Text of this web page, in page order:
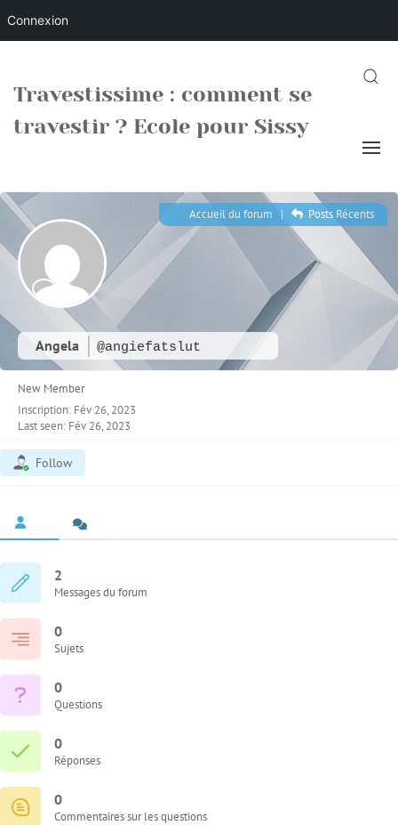
content
Travestissime : comment se
travestir ? Ecole pour Sissy
Angela @angiefatslut
Accueil du forum | Posts Récents
New Member
Inscription: Fév 26, 2023
Last seen: Fév 26, 2023
Follow
2
Messages du forum
0
Sujets
0
Questions
0
Réponses
0
Commentaires sur les questions
Connexion